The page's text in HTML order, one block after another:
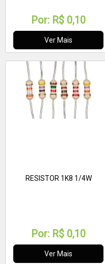
Por: R$ 0,10
Ver Mais
RESISTOR 1K8 1/4W
Por: R$ 0,10
Ver Mais